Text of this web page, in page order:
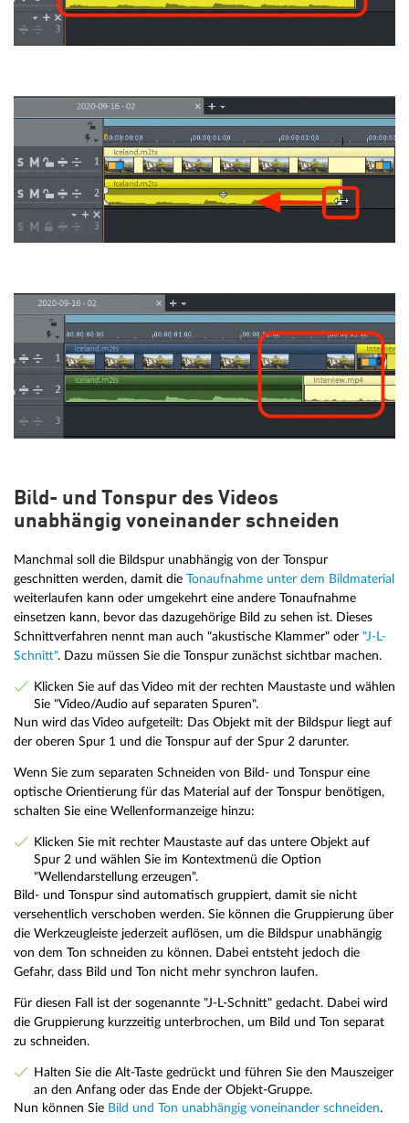
Bild- und Tonspur des Videos
unabhängig voneinander schneiden
Manchmal soll die Bildspur unabhängig von der Tonspur
geschnitten werden, damit die Tonaufnahme unter dem Bildmaterial
weiterlaufen kann oder umgekehrt eine andere Tonaufnahme
einsetzen kann, bevor das dazugehörige Bild zu sehen ist. Dieses
Schnittverfahren nennt man auch "akustische Klammer" oder "J-L-
Schnitt". Dazu müssen Sie die Tonspur zunächst sichtbar machen.
Klicken Sie auf das Video mit der rechten Maustaste und wählen
Sie "Video/Audio auf separaten Spuren".
Nun wird das Video aufgeteilt: Das Objekt mit der Bildspur liegt auf
der oberen Spur 1 und die Tonspur auf der Spur 2 darunter.
Wenn Sie zum separaten Schneiden von Bild- und Tonspur eine
optische Orientierung für das Material auf der Tonspur benötigen,
schalten Sie eine Wellenformanzeige hinzu:
Klicken Sie mit rechter Maustaste auf das untere Objekt auf
Spur 2 und wählen Sie im Kontextmenü die Option
"Wellendarstellung erzeugen".
Bild- und Tonspur sind automatisch gruppiert, damit sie nicht
versehentlich verschoben werden. Sie können die Gruppierung über
die Werkzeugleiste jederzeit auflösen, um die Bildspur unabhängig
von dem Ton schneiden zu können. Dabei entsteht jedoch die
Gefahr, dass Bild und Ton nicht mehr synchron laufen.
Für diesen Fall ist der sogenannte "J-L-Schnitt" gedacht. Dabei wird
die Gruppierung kurzzeitig unterbrochen, um Bild und Ton separat
zu schneiden.
Halten Sie die Alt-Taste gedrückt und führen Sie den Mauszeiger
an den Anfang oder das Ende der Objekt-Gruppe.
Nun können Sie Bild und Ton unabhängig voneinander schneiden.